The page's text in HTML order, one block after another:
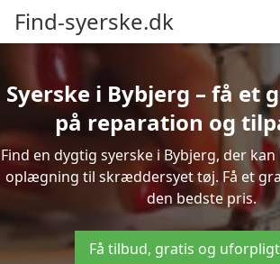
Find-syerske.dk
Syerske i Bybjerg – få et
på reparation og
Find en dygtig syerske i Bybjerg, der
oplægning til skræddersyet tøj. Få et
den bedste pris.
Få tilbud, gratis og